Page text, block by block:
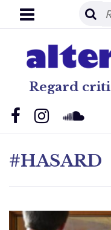
Regard
#HASARD